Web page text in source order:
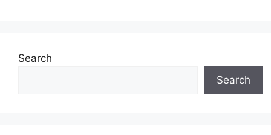
Search
Search